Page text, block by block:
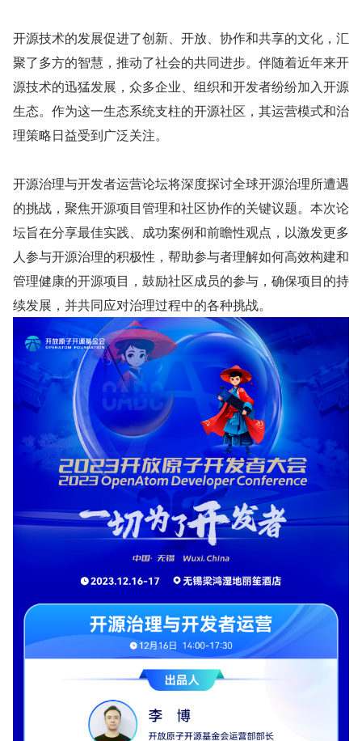
开源技术的发展促进了创新、开放、协作和共享的文化，汇
聚了多方的智慧，推动了社会的共同进步。伴随着近年来开
源技术的迅猛发展，众多企业、组织和开发者纷纷加入开源
生态。作为这一生态系统支柱的开源社区，其运营模式和治
理策略日益受到广泛关注。
开源治理与开发者运营论坛将深度探讨全球开源治理所遭遇
的挑战，聚焦开源项目管理和社区协作的关键议题。本次论
坛旨在分享最佳实践、成功案例和前瞻性观点，以激发更多
人参与开源治理的积极性，帮助参与者理解如何高效构建和
管理健康的开源项目，鼓励社区成员的参与，确保项目的持
续发展，并共同应对治理过程中的各种挑战。